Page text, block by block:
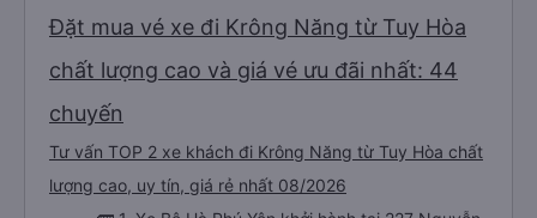
Đặt mua vé xe đi Krông Năng từ Tuy Hòa
chất lượng cao và giá vé ưu đãi nhất: 44
chuyến
Tư vấn TOP 2 xe khách đi Krông Năng từ Tuy Hòa chất
lượng cao, uy tín, giá rẻ nhất 08/2026